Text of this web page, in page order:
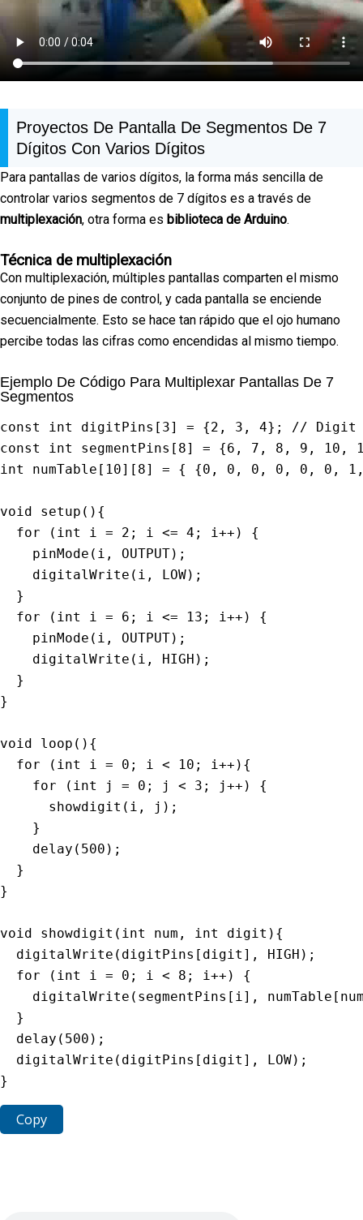
Proyectos De Pantalla De Segmentos De 7
Dígitos Con Varios Dígitos
Para pantallas de varios dígitos, la forma más sencilla de
controlar varios segmentos de 7 dígitos es a través de
multiplexación, otra forma es biblioteca de Arduino.
Técnica de multiplexación
Con multiplexación, múltiples pantallas comparten el mismo
conjunto de pines de control, y cada pantalla se enciende
secuencialmente. Esto se hace tan rápido que el ojo humano
percibe todas las cifras como encendidas al mismo tiempo.
Ejemplo De Código Para Multiplexar Pantallas De 7
Segmentos
const int digitPins [ 3] = {2 , 3 , 4} ;
// Digit
const
int segmentPins [ 8] = {6 , 7 , 8 , 9 , 10 ,
int
numTable [ 10] [ 8] = { {0 , 0 , 0 , 0 , 0 , 0 , 1
void setup ( ) {
for
( int i = 2 ; i <= 4 ; i++ )
{
pinMode ( i , OUTPUT) ;
digitalWrite ( i , LOW) ;
}
for
( int i = 6 ; i <= 13 ; i++ )
{
pinMode ( i , OUTPUT) ;
digitalWrite ( i , HIGH ) ;
}
}
void loop ( ) {
for
( int i = 0 ; i < 10 ; i++ ) {
for
( int j = 0 ; j < 3 ; j++ )
{
showdigit ( i , j ) ;
}
delay ( 500 ) ;
}
}
void showdigit ( int num , int digit ) {
digitalWrite ( digitPins [ digit ] , HIGH ) ;
for
( int i = 0 ; i < 8 ; i++ )
{
digitalWrite ( segmentPins [ i] , numTable [
}
delay ( 500 ) ;
digitalWrite ( digitPins [ digit ] , LOW) ;
}
Copy